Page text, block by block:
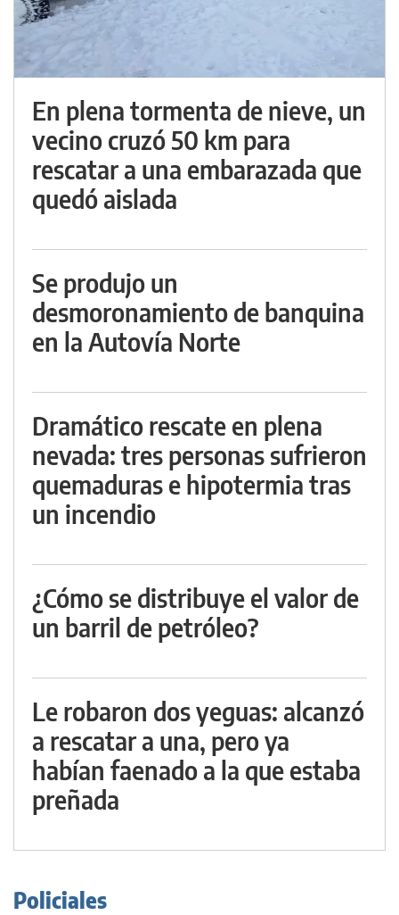
En plena tormenta de nieve, un
vecino cruzó 50 km para
rescatar a una embarazada que
quedó aislada
Se produjo un
desmoronamiento de banquina
en la Autovía Norte
Dramático rescate en plena
nevada: tres personas sufrieron
quemaduras e hipotermia tras
un incendio
¿Cómo se distribuye el valor de
un barril de petróleo?
Le robaron dos yeguas: alcanzó
a rescatar a una, pero ya
habían faenado a la que estaba
preñada
Policiales